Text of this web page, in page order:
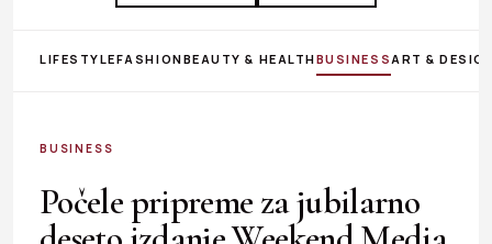
LIFESTYLEFASHIONBEAUTY & HEALTHBUSINESS ART &
BUSINESS
Počele pripreme za jubilarno